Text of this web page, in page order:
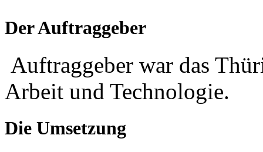
Der Auftraggeber
Auftraggeber war das
Arbeit und Technologie.
Die Umsetzung